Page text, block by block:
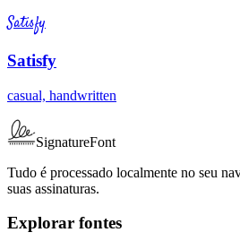
Satisfy
Satisfy
casual, handwritten
SignatureFont
Tudo é processado localmente no seu
suas assinaturas.
Explorar fontes